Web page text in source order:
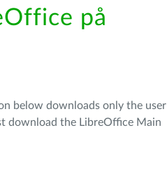
på
below downloads only the user
download the LibreOffice Main